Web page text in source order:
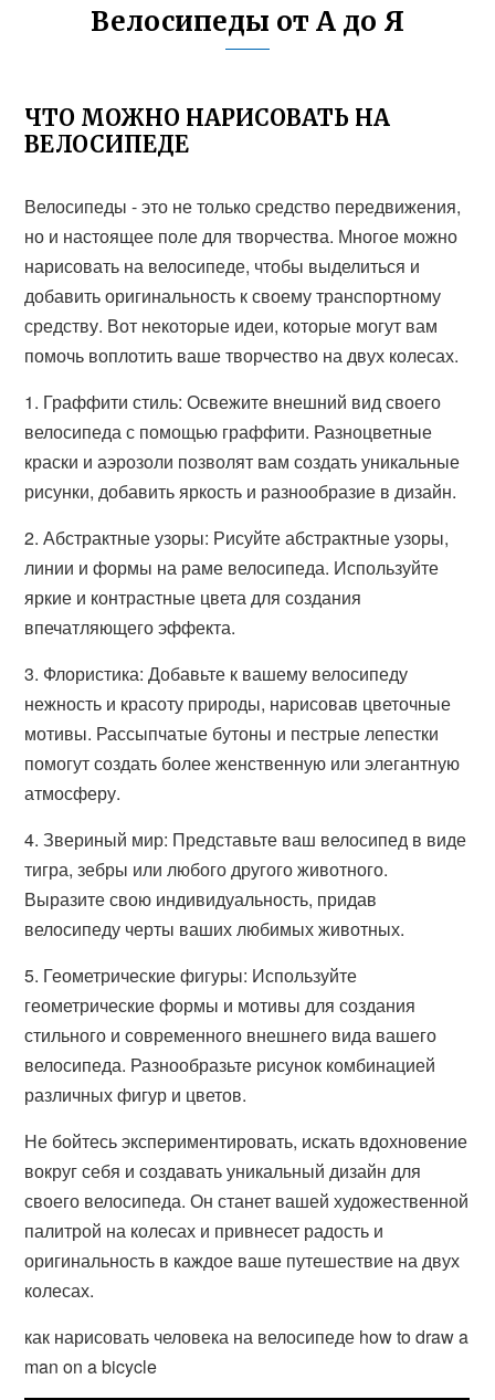
Велосипеды от А до Я
ЧТО МОЖНО НАРИСОВАТЬ НА
ВЕЛОСИПЕДЕ
Велосипеды - это не только средство передвижения,
но и настоящее поле для творчества. Многое можно
нарисовать на велосипеде, чтобы выделиться и
добавить оригинальность к своему транспортному
средству. Вот некоторые идеи, которые могут вам
помочь воплотить ваше творчество на двух колесах.
1. Граффити стиль: Освежите внешний вид своего
велосипеда с помощью граффити. Разноцветные
краски и аэрозоли позволят вам создать уникальные
рисунки, добавить яркость и разнообразие в дизайн.
2. Абстрактные узоры: Рисуйте абстрактные узоры,
линии и формы на раме велосипеда. Используйте
яркие и контрастные цвета для создания
впечатляющего эффекта.
3. Флористика: Добавьте к вашему велосипеду
нежность и красоту природы, нарисовав цветочные
мотивы. Рассыпчатые бутоны и пестрые лепестки
помогут создать более женственную или элегантную
атмосферу.
4. Звериный мир: Представьте ваш велосипед в виде
тигра, зебры или любого другого животного.
Выразите свою индивидуальность, придав
велосипеду черты ваших любимых животных.
5. Геометрические фигуры: Используйте
геометрические формы и мотивы для создания
стильного и современного внешнего вида вашего
велосипеда. Разнообразьте рисунок комбинацией
различных фигур и цветов.
Не бойтесь экспериментировать, искать вдохновение
вокруг себя и создавать уникальный дизайн для
своего велосипеда. Он станет вашей художественной
палитрой на колесах и привнесет радость и
оригинальность в каждое ваше путешествие на двух
колесах.
как нарисовать человека на велосипеде how to draw a
man on a bicycle